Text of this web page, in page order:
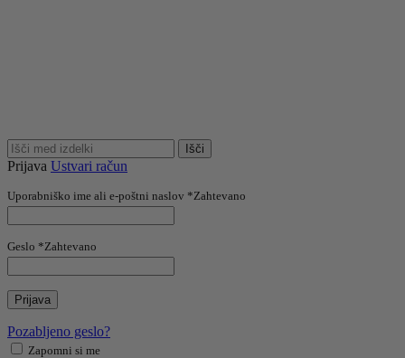
Išči
Prijava Ustvari račun
Uporabniško ime ali e-poštni naslov *Zahtevano
Geslo *Zahtevano
Prijava
Pozabljeno geslo?
Zapomni si me